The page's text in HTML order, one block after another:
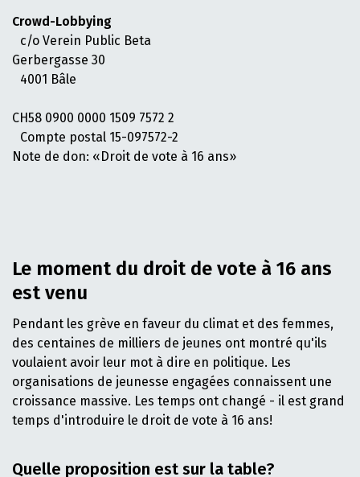
Crowd-Lobbying
c/o Verein Public Beta
Gerbergasse 30
4001 Bâle
CH58 0900 0000 1509 7572 2
Compte postal 15-097572-2
Note de don: «Droit de vote à 16 ans»
Le moment du droit de vote à 16 ans
est venu
Pendant les grève en faveur du climat et des femmes,
des centaines de milliers de jeunes ont montré qu'ils
voulaient avoir leur mot à dire en politique. Les
organisations de jeunesse engagées connaissent une
croissance massive. Les temps ont changé - il est grand
temps d'introduire le droit de vote à 16 ans!
Quelle proposition est sur la table?